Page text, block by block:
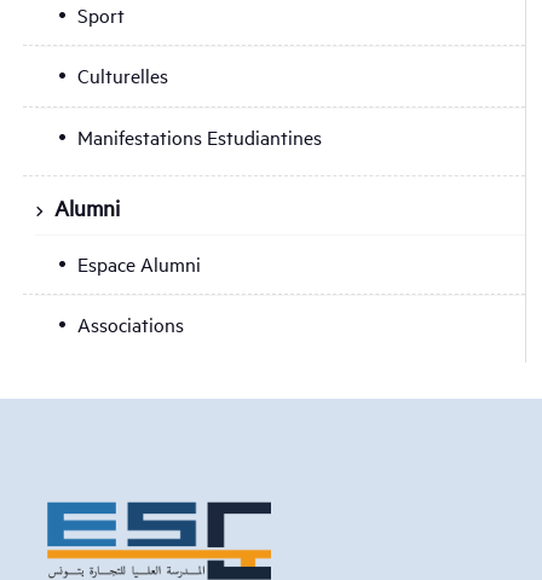
Sport
Culturelles
Manifestations Estudiantines
Alumni
Espace Alumni
Associations